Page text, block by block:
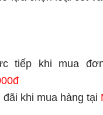
tiếp khi mua
đãi khi mua hàng tại